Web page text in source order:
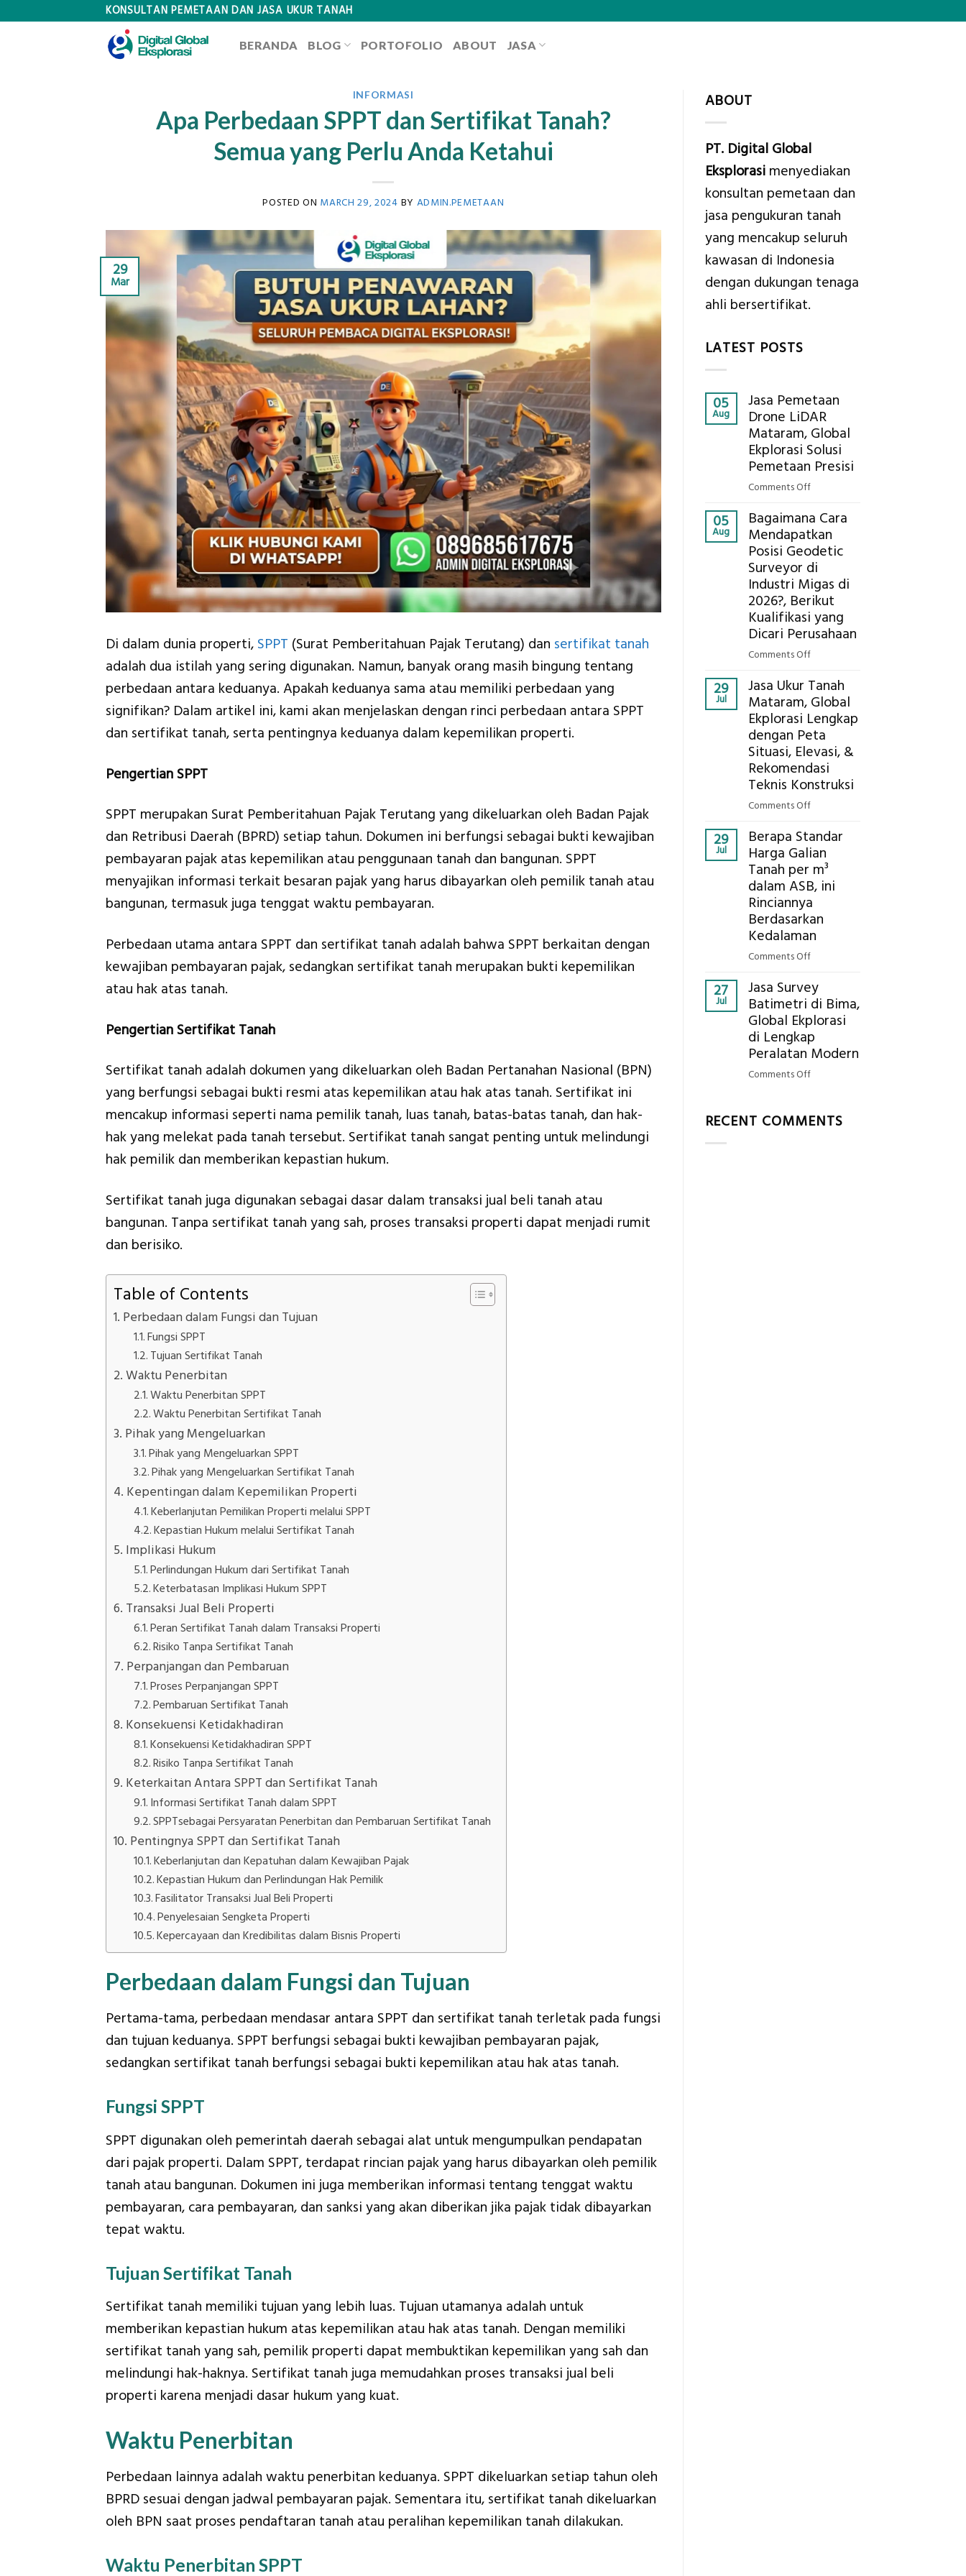
KONSULTAN PEMETAAN DAN JASA UKUR TANAH
BERANDA BLOG PORTOFOLIO ABOUT JASA
INFORMASI
Apa Perbedaan SPPT dan Sertifikat Tanah?
Semua yang Perlu Anda Ketahui
POSTED ON MARCH 29, 2024 BY ADMIN.PEMETAAN
29
Mar
Di dalam dunia properti, SPPT (Surat Pemberitahuan Pajak Terutang) dan sertifikat tanah
adalah dua istilah yang sering digunakan. Namun, banyak orang masih bingung tentang
perbedaan antara keduanya. Apakah keduanya sama atau memiliki perbedaan yang
signifikan? Dalam artikel ini, kami akan menjelaskan dengan rinci perbedaan antara SPPT
dan sertifikat tanah, serta pentingnya keduanya dalam kepemilikan properti.
Pengertian SPPT
SPPT merupakan Surat Pemberitahuan Pajak Terutang yang dikeluarkan oleh Badan Pajak
dan Retribusi Daerah (BPRD) setiap tahun. Dokumen ini berfungsi sebagai bukti kewajiban
pembayaran pajak atas kepemilikan atau penggunaan tanah dan bangunan. SPPT
menyajikan informasi terkait besaran pajak yang harus dibayarkan oleh pemilik tanah atau
bangunan, termasuk juga tenggat waktu pembayaran.
Perbedaan utama antara SPPT dan sertifikat tanah adalah bahwa SPPT berkaitan dengan
kewajiban pembayaran pajak, sedangkan sertifikat tanah merupakan bukti kepemilikan
atau hak atas tanah.
Pengertian Sertifikat Tanah
Sertifikat tanah adalah dokumen yang dikeluarkan oleh Badan Pertanahan Nasional (BPN)
yang berfungsi sebagai bukti resmi atas kepemilikan atau hak atas tanah. Sertifikat ini
mencakup informasi seperti nama pemilik tanah, luas tanah, batas-batas tanah, dan hak-
hak yang melekat pada tanah tersebut. Sertifikat tanah sangat penting untuk melindungi
hak pemilik dan memberikan kepastian hukum.
Sertifikat tanah juga digunakan sebagai dasar dalam transaksi jual beli tanah atau
bangunan. Tanpa sertifikat tanah yang sah, proses transaksi properti dapat menjadi rumit
dan berisiko.
Table of Contents
Perbedaan dalam Fungsi dan Tujuan
Fungsi SPPT
Tujuan Sertifikat Tanah
Waktu Penerbitan
Waktu Penerbitan SPPT
Waktu Penerbitan Sertifikat Tanah
Pihak yang Mengeluarkan
Pihak yang Mengeluarkan SPPT
Pihak yang Mengeluarkan Sertifikat Tanah
Kepentingan dalam Kepemilikan Properti
Keberlanjutan Pemilikan Properti melalui SPPT
Kepastian Hukum melalui Sertifikat Tanah
Implikasi Hukum
Perlindungan Hukum dari Sertifikat Tanah
Keterbatasan Implikasi Hukum SPPT
Transaksi Jual Beli Properti
Peran Sertifikat Tanah dalam Transaksi Properti
Risiko Tanpa Sertifikat Tanah
Perpanjangan dan Pembaruan
Proses Perpanjangan SPPT
Pembaruan Sertifikat Tanah
Konsekuensi Ketidakhadiran
Konsekuensi Ketidakhadiran SPPT
Risiko Tanpa Sertifikat Tanah
Keterkaitan Antara SPPT dan Sertifikat Tanah
Informasi Sertifikat Tanah dalam SPPT
SPPTsebagai Persyaratan Penerbitan dan Pembaruan Sertifikat Tanah
Pentingnya SPPT dan Sertifikat Tanah
Keberlanjutan dan Kepatuhan dalam Kewajiban Pajak
Kepastian Hukum dan Perlindungan Hak Pemilik
Fasilitator Transaksi Jual Beli Properti
Penyelesaian Sengketa Properti
Kepercayaan dan Kredibilitas dalam Bisnis Properti
Perbedaan dalam Fungsi dan Tujuan
Pertama-tama, perbedaan mendasar antara SPPT dan sertifikat tanah terletak pada fungsi
dan tujuan keduanya. SPPT berfungsi sebagai bukti kewajiban pembayaran pajak,
sedangkan sertifikat tanah berfungsi sebagai bukti kepemilikan atau hak atas tanah.
Fungsi SPPT
SPPT digunakan oleh pemerintah daerah sebagai alat untuk mengumpulkan pendapatan
dari pajak properti. Dalam SPPT, terdapat rincian pajak yang harus dibayarkan oleh pemilik
tanah atau bangunan. Dokumen ini juga memberikan informasi tentang tenggat waktu
pembayaran, cara pembayaran, dan sanksi yang akan diberikan jika pajak tidak dibayarkan
tepat waktu.
Tujuan Sertifikat Tanah
Sertifikat tanah memiliki tujuan yang lebih luas. Tujuan utamanya adalah untuk
memberikan kepastian hukum atas kepemilikan atau hak atas tanah. Dengan memiliki
sertifikat tanah yang sah, pemilik properti dapat membuktikan kepemilikan yang sah dan
melindungi hak-haknya. Sertifikat tanah juga memudahkan proses transaksi jual beli
properti karena menjadi dasar hukum yang kuat.
Waktu Penerbitan
Perbedaan lainnya adalah waktu penerbitan keduanya. SPPT dikeluarkan setiap tahun oleh
BPRD sesuai dengan jadwal pembayaran pajak. Sementara itu, sertifikat tanah dikeluarkan
oleh BPN saat proses pendaftaran tanah atau peralihan kepemilikan tanah dilakukan.
Waktu Penerbitan SPPT
ABOUT
PT. Digital Global
Eksplorasimenyediakan
konsultan pemetaan dan
jasa pengukuran tanah
yang mencakup seluruh
kawasan di Indonesia
dengan dukungan tenaga
ahli bersertifikat.
LATEST POSTS
05
Aug
Jasa Pemetaan
Drone LiDAR
Mataram, Global
Ekplorasi Solusi
Pemetaan Presisi
Comments Offon
Pemetaan
Drone
LiDAR
Mataram,
Global
Ekplorasi
Solusi
Pemetaan
05
Aug
Bagaimana Cara
Mendapatkan
Posisi Geodetic
Surveyor di
Industri Migas di
2026?, Berikut
Kualifikasi yang
Dicari Perusahaan
Comments Offon
Cara
Mendapatkan
Posisi
Geodetic
Surveyor
di
Industri
2026?,
Berikut
Kualifikasi
yang
Dicari
Perusahaan
29
Jul
Jasa Ukur Tanah
Mataram, Global
Ekplorasi Lengkap
dengan Peta
Situasi, Elevasi, &
Rekomendasi
Teknis Konstruksi
Comments Offon
Ukur
Tanah
Mataram,
Global
Ekplorasi
Lengkap
dengan
&
Rekomendasi
Teknis
Konstruksi
29
Jul
Berapa Standar
Harga Galian
Tanah per m³
dalam ASB, ini
Rinciannya
Berdasarkan
Kedalaman
Comments Offon
Standar
Harga
Galian
Tanah
per
ini
Rinciannya
27
Jul
Jasa Survey
Batimetri di Bima,
Global Ekplorasi
di Lengkap
Peralatan Modern
Comments Offon
Batimetri
RECENT COMMENTS